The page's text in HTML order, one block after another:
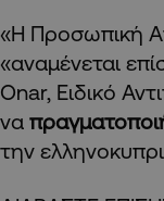
«Η Προσωπική
«αναμένεται
Onar, Ειδικό
να
την